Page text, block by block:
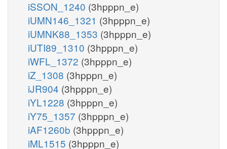
iSSON_1240 (3hpppn_e)
iUMN146_1321 (3hpppn_e)
iUMNK88_1353 (3hpppn_e)
iUTI89_1310 (3hpppn_e)
iWFL_1372 (3hpppn_e)
iZ_1308 (3hpppn_e)
iJR904 (3hpppn_e)
iYL1228 (3hpppn_e)
iY75_1357 (3hpppn_e)
iAF1260b (3hpppn_e)
iML1515 (3hpppn_e)